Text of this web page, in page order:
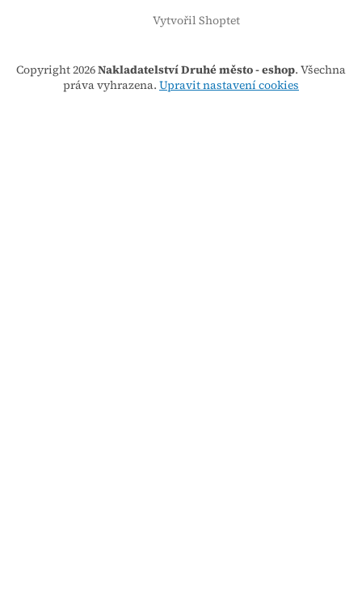
Vytvořil Shoptet
Copyright 2026Nakladatelství Druhé město - eshop. Všechna
práva vyhrazena. Upravit nastavení cookies